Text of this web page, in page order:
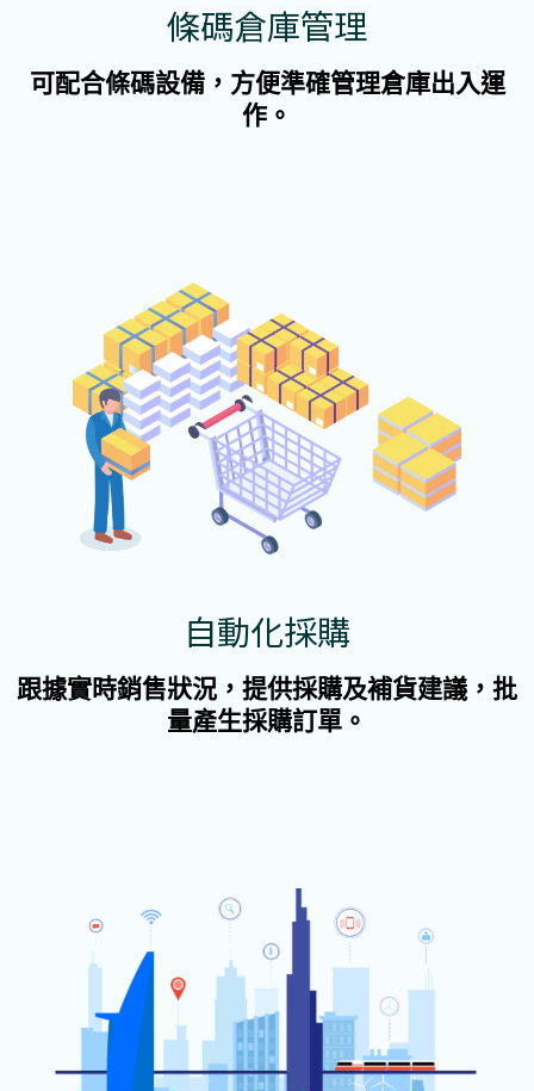
條碼倉庫管理
可配合條碼設備，方便準確管理倉庫出入運
作。
自動化採購
跟據實時銷售狀況，提供採購及補貨建議，批
量產生採購訂單。